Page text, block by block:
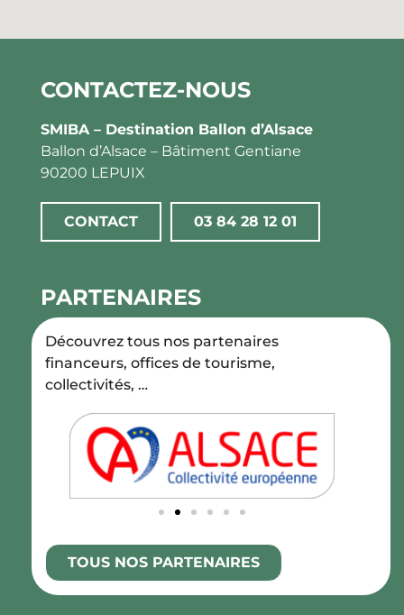
CONTACTEZ-NOUS
SMIBA – Destination Ballon d’Alsace
Ballon d’Alsace – Bâtiment Gentiane
90200 LEPUIX
CONTACT 03 84 28 12 01
PARTENAIRES
Découvrez tous nos partenaires
financeurs, offices de tourisme,
collectivités, …
TOUS NOS PARTENAIRES